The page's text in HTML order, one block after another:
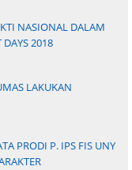
NASIONAL DALAM
DAYS 2018
LAKUKAN
PRODI P. IPS FIS UNY